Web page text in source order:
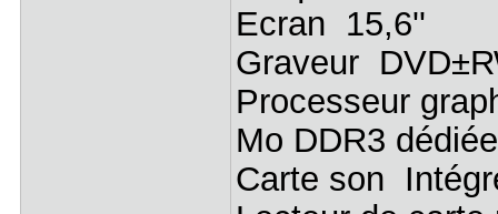
Ecran 15,6''
Graveur
Processeur
Mo DDR3 dédiée
Carte son